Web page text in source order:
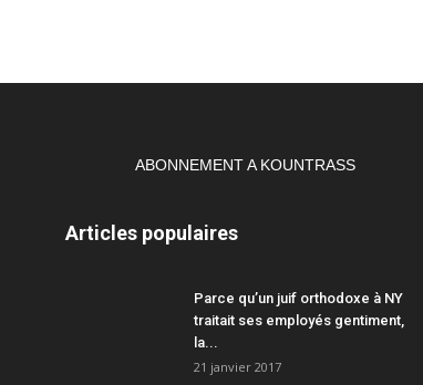
ABONNEMENT A KOUNTRASS
Articles populaires
Parce qu’un juif orthodoxe à NY
traitait ses employés gentiment,
la...
21 janvier 2017